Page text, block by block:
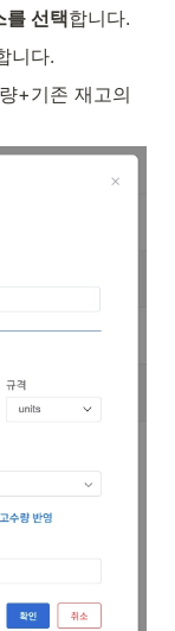
선택합니다.
니다.
+기존 재고의